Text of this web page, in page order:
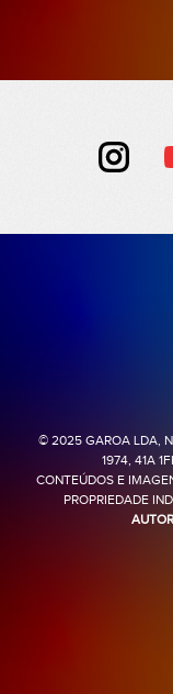
© 2025 GAROA LDA,
1974, 41A
CONTEÚDOS E
PROPRIEDADE